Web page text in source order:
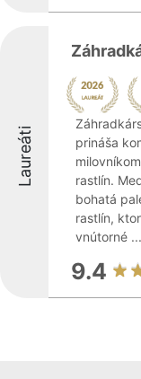
Laureáti
prináša
rastlín.
bohatá
rastlín,
vnútorné ...
9.4